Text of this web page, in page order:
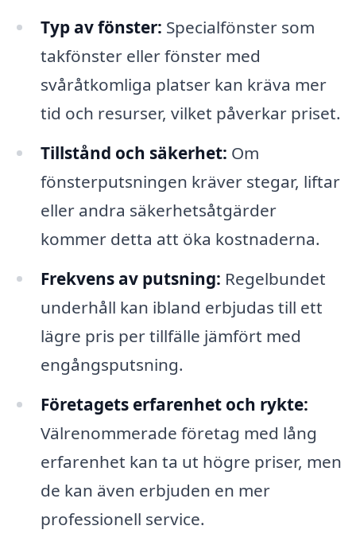
Typ av fönster: Specialfönster som
takfönster eller fönster med
svåråtkomliga platser kan kräva mer
tid och resurser, vilket påverkar priset.
Tillstånd och säkerhet: Om
fönsterputsningen kräver stegar, liftar
eller andra säkerhetsåtgärder
kommer detta att öka kostnaderna.
Frekvens av putsning: Regelbundet
underhåll kan ibland erbjudas till ett
lägre pris per tillfälle jämfört med
engångsputsning.
Företagets erfarenhet och rykte:
Välrenommerade företag med lång
erfarenhet kan ta ut högre priser, men
de kan även erbjuden en mer
professionell service.